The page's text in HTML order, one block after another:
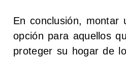
En conclusión, montar
opción para aquellos
proteger su hogar de